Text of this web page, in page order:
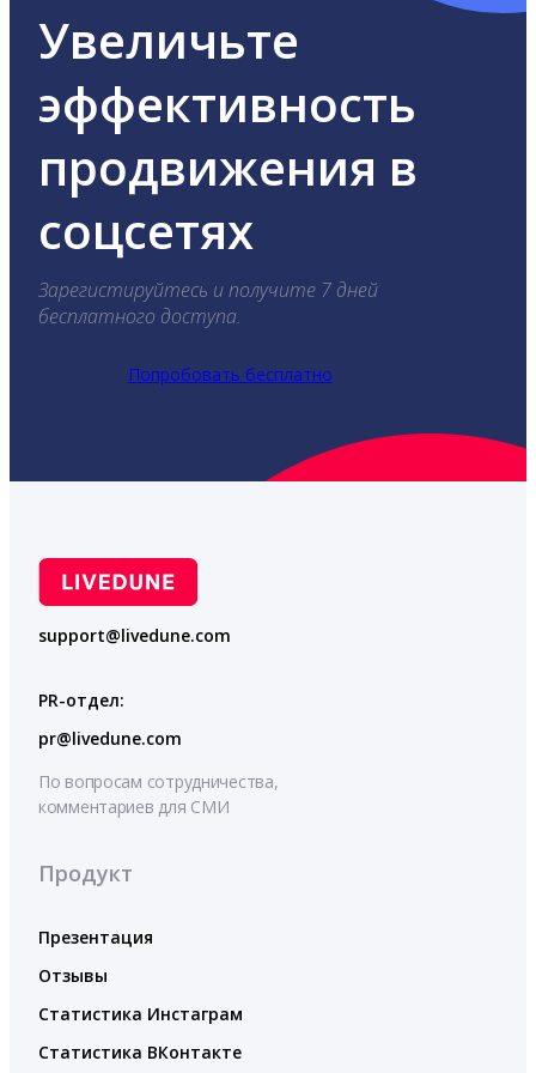
Увеличьте
эффективность
продвижения в
соцсетях
Зарегистируйтесь и получите 7 дней
бесплатного доступа.
Попробовать бесплатно
support@livedune.com
PR-отдел:
pr@livedune.com
По вопросам сотрудничества,
комментариев для СМИ
Продукт
Презентация
Отзывы
Статистика Инстаграм
Статистика ВКонтакте